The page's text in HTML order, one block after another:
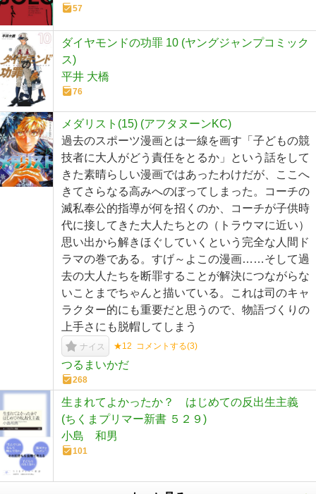
57
ダイヤモンドの功罪 10 (ヤングジャンプコミック
ス)
平井 大橋
76
メダリスト(15) (アフタヌーンKC)
過去のスポーツ漫画とは一線を画す「子どもの競
技者に大人がどう責任をとるか」という話をして
きた素晴らしい漫画ではあったわけだが、ここへ
きてさらなる高みへのぼってしまった。コーチの
滅私奉公的指導が何を招くのか、コーチが子供時
代に接してきた大人たちとの（トラウマに近い）
思い出から解きほぐしていくという完全な人間ド
ラマの巻である。すげ～よこの漫画……そして過
去の大人たちを断罪することが解決につながらな
いことまでちゃんと描いている。これは司のキャ
ラクター的にも重要だと思うので、物語づくりの
上手さにも脱帽してしまう
ナイス ★12 コメントする(3)
つるまいかだ
268
生まれてよかったか？ はじめての反出生主義
(ちくまプリマー新書 ５２９)
小島 和男
101